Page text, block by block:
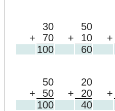
30 50
+
70 + 10 +
100
60
50 20
+
50 + 20 +
100
40